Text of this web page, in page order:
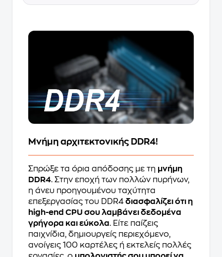
Μνήμη αρχιτεκτονικής DDR4!
Σπρώξε τα όρια απόδοσης με τη μνήμη
DDR4. Στην εποχή των πολλών πυρήνων,
η άνευ προηγουμένου ταχύτητα
επεξεργασίας του DDR4διασφαλίζει ότι η
high-end CPU σου λαμβάνει δεδομένα
γρήγορα και εύκολα. Είτε παίζεις
παιχνίδια, δημιουργείς περιεχόμενο,
ανοίγεις 100 καρτέλες ή εκτελείς πολλές